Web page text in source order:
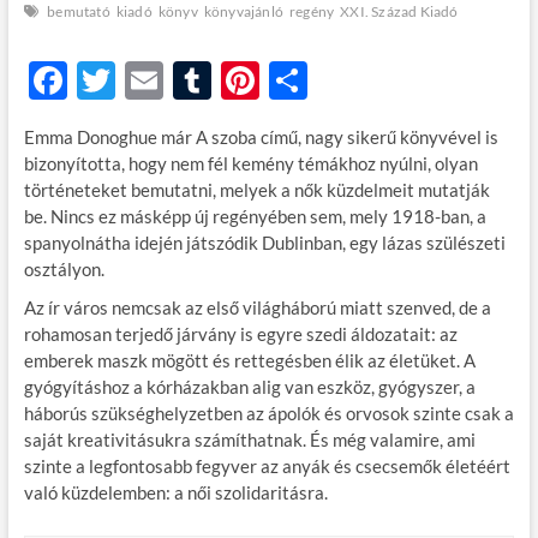
bemutató kiadó könyv könyvajánló regény XXI. Század Kiadó
F
e
b
o
o
k
T
itt
er
E
ail
T
m
bl
r
Pi
er
es
t
O
za
m
e
Emma Donoghue már A szoba című, nagy sikerű könyvével is
bizonyította, hogy nem fél kemény témákhoz nyúlni, olyan
történeteket bemutatni, melyek a nők küzdelmeit mutatják
be. Nincs ez másképp új regényében sem, mely 1918-ban, a
spanyolnátha idején játszódik Dublinban, egy lázas szülészeti
osztályon.
Az ír város nemcsak az első világháború miatt szenved, de a
rohamosan terjedő járvány is egyre szedi áldozatait: az
emberek maszk mögött és rettegésben élik az életüket. A
gyógyításhoz a kórházakban alig van eszköz, gyógyszer, a
háborús szükséghelyzetben az ápolók és orvosok szinte csak a
saját kreativitásukra számíthatnak. És még valamire, ami
szinte a legfontosabb fegyver az anyák és csecsemők életéért
való küzdelemben: a női szolidaritásra.